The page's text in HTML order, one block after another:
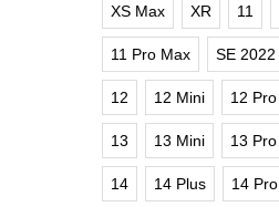
XS Max XR 11
11 Pro Max SE 2022
12 12 Mini 12 Pro
13 13 Mini 13 Pro
14 14 Plus 14 Pro